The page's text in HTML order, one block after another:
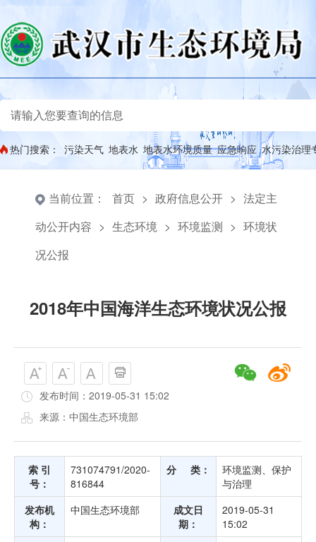
热门搜索： 污染天气 地表水 地表水环境质量 应急响应 水污染治理
当前位置： 首页 > 政府信息公开 > 法定主
动公开内容 > 生态环境 > 环境监测 > 环境状
况公报
2018年中国海洋生态环境状况公报
发布时间：2019-05-31 15:02
来源：中国生态环境部
索 引
号：
731074791/2020-
816844
分 类：
环境监测、保护
与治理
发布机
构：
中国生态环境部
成文日
期：
2019-05-31
15:02